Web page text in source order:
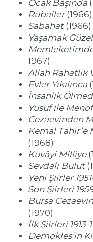
Ocak Başında
Rubailer(1966)
Sabahat(1966)
Yaşamak
1967)
Allah Rahatlık
Evler Yıkılınca
İnsanlık
Yusuf ile
Cezaevinden
Kemal
(1968)
Kuvâyi Milliye
Sevdalı Bulut
Yeni Şiirler
Son Şiirleri
Bursa
(1970)
İlk Şiirleri 1913-
Demokles’in